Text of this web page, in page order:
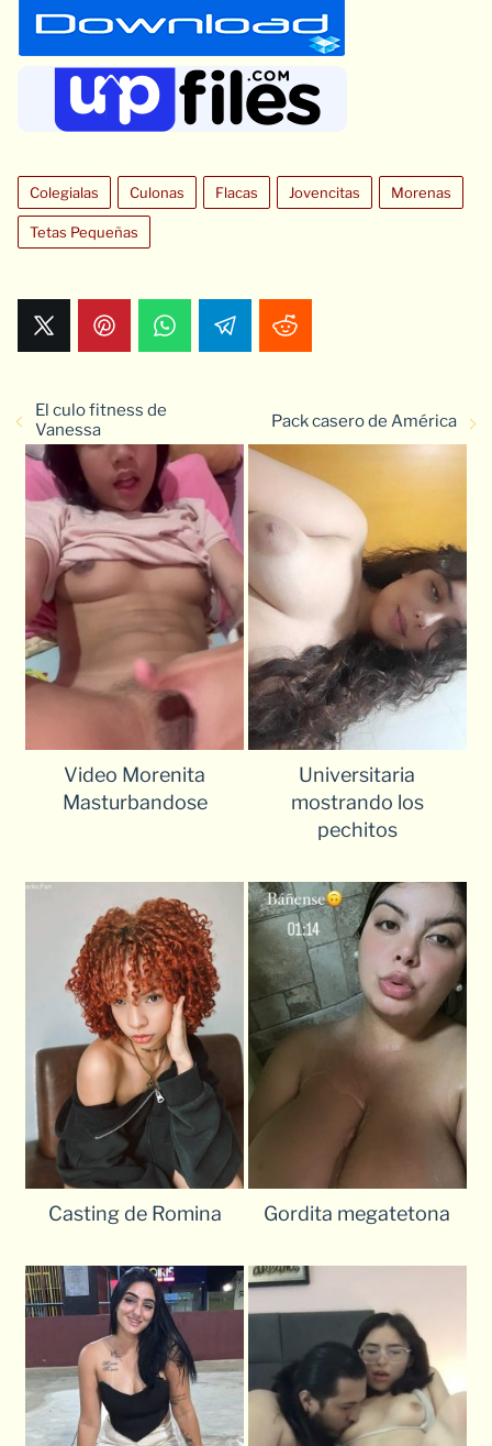
Colegialas Culonas Flacas Jovencitas Morenas
Tetas Pequeñas
El culo fitness de
Vanessa
Pack casero de América
Video Morenita
Masturbandose
Universitaria
mostrando los
pechitos
Casting de Romina Gordita megatetona